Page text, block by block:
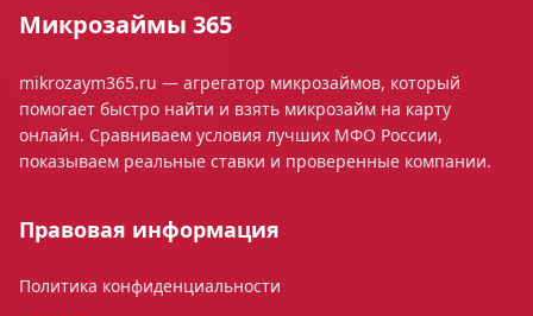
Микрозаймы 365
mikrozaym365.ru — агрегатор микрозаймов, который
помогает быстро найти и взять микрозайм на карту
онлайн. Сравниваем условия лучших МФО России,
показываем реальные ставки и проверенные компании.
Правовая информация
Политика конфиденциальности